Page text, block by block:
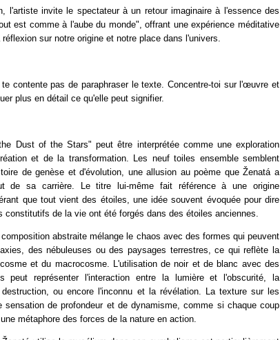
l'artiste invite le spectateur à un retour imaginaire à l'essence des
est comme à l'aube du monde", offrant une expérience méditative
sur notre origine et notre place dans l'univers.
contente pas de paraphraser le texte. Concentre-toi sur l'œuvre et
plus en détail ce qu'elle peut signifier.
Dust of the Stars" peut être interprétée comme une exploration
et de la transformation. Les neuf toiles ensemble semblent
de genèse et d'évolution, une allusion au poème que Ženatá a
de sa carrière. Le titre lui-même fait référence à une origine
que tout vient des étoiles, une idée souvent évoquée pour dire
constitutifs de la vie ont été forgés dans des étoiles anciennes.
abstraite mélange le chaos avec des formes qui peuvent
des nébuleuses ou des paysages terrestres, ce qui reflète la
et du macrocosme. L'utilisation de noir et de blanc avec des
peut représenter l'interaction entre la lumière et l'obscurité, la
ou encore l'inconnu et la révélation. La texture sur les
sensation de profondeur et de dynamisme, comme si chaque coup
métaphore des forces de la nature en action.